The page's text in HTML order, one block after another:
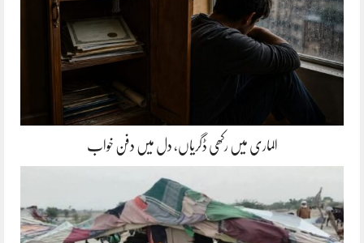
الماری میں رکھی ڈگریاں، دل میں دفن خواب